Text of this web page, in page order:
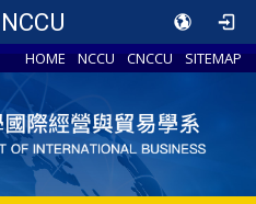
NCCU
HOME NCCU CNCCU SITEMAP